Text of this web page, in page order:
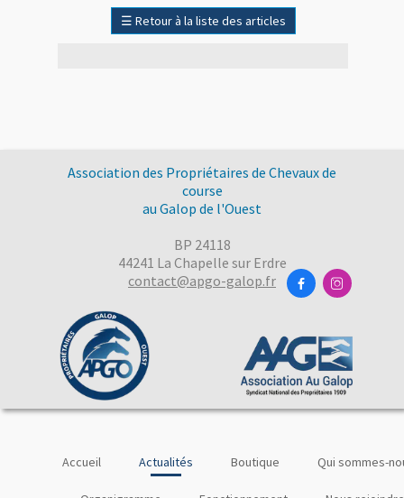
 
Accueil Actualités Boutique Qui sommes-
Association des Propriétaires de Chevaux de
course
au Galop de l'Ouest
BP 24118
44241 La Chapelle sur Erdre
contact@apgo-galop.fr
☰ Retour à la liste des articles